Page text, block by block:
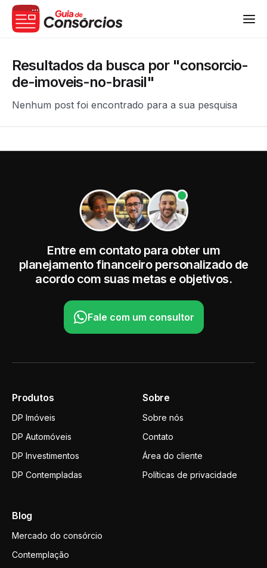
Resultados da busca por "consorcio-
de-imoveis-no-brasil"
Nenhum post foi encontrado para a sua pesquisa
Entre em contato para obter um
planejamento financeiro personalizado de
acordo com suas metas e objetivos.
Fale com um consultor
Produtos
DP Imóveis
DP Automóveis
DP Investimentos
DP Contempladas
Sobre
Sobre nós
Contato
Área do cliente
Políticas de privacidade
Blog
Mercado do consórcio
Contemplação